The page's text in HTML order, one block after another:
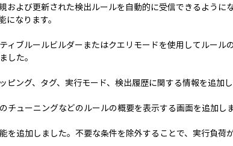
および更新された検出ルールを自動的に受信できるように
なります。
ィブルールビルダーまたはクエリモードを使用してルール
した。
ング、タグ、実行モード、検出履歴に関する情報を追加し
チューニングなどのルールの概要を表示する画面を追加しま
を追加しました。不要な条件を除外することで、実行負荷